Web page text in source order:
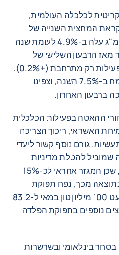
לכלכלה העולמית,
המחצית השנייה של
2021. ברבעון השלישי, התמ"ג עלה ב-4.9% לעומת שנה
מאז הרבעון השלישי של
2020. על בסיס רבעוני, הפעילות רק מתרחבת (+0.2%).
אנו צופים שכלכלת סין תצמח ב-7.5% השנה, וצפינו
ברבעון האחרון.
ההאטה בפעילות הכלכלית
האשראי, ריכוך הצריכה
גורם נוסף קשור ליעדי
להטלת מדיניות
המגבילה את ייצור הפלדה, שכן המגזר אחראי לכ-15%
מכך, נפח תפוקת
הפלדה החודשית ירד מכמעט 100 מיליון טון במאי ל-83.2
נוספים בתפוקת הפלדה
בינלאומי ובשרשרות